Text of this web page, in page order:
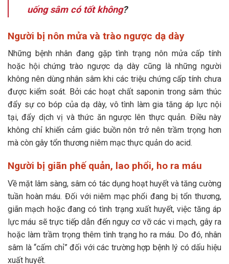
uống sâm có tốt không?
Người bị nôn mửa và trào ngược dạ dày
Những bệnh nhân đang gặp tình trạng nôn mửa cấp tính
hoặc hội chứng trào ngược dạ dày cũng là những người
không nên dùng nhân sâm khi các triệu chứng cấp tính chưa
được kiểm soát. Bởi các hoạt chất saponin trong sâm thúc
đẩy sự co bóp của dạ dày, vô tình làm gia tăng áp lực nội
tại, đẩy dịch vị và thức ăn ngược lên thực quản. Điều này
không chỉ khiến cảm giác buồn nôn trở nên trầm trọng hơn
mà còn gây tổn thương niêm mạc thực quản do acid.
Người bị giãn phế quản, lao phổi, ho ra máu
Về mặt lâm sàng, sâm có tác dụng hoạt huyết và tăng cường
tuần hoàn máu. Đối với niêm mạc phổi đang bị tổn thương,
giãn mạch hoặc đang có tình trạng xuất huyết, việc tăng áp
lực máu sẽ trực tiếp dẫn đến nguy cơ vỡ các vi mạch, gây ra
hoặc làm trầm trọng thêm tình trạng ho ra máu. Do đó, nhân
sâm là “cấm chỉ” đối với các trường hợp bệnh lý có dấu hiệu
xuất huyết.